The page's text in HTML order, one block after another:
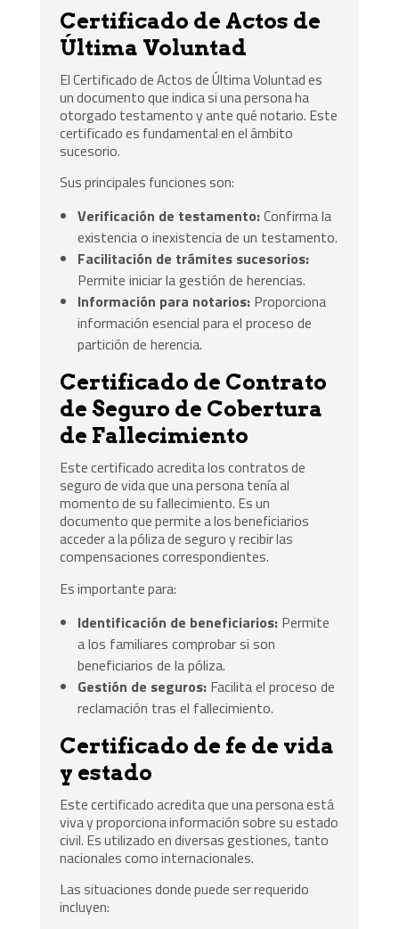
Certificado de Actos de
Última Voluntad
El Certificado de Actos de Última Voluntad es
un documento que indica si una persona ha
otorgado testamento y ante qué notario. Este
certificado es fundamental en el ámbito
sucesorio.
Sus principales funciones son:
Verificación de testamento:Confirma la
existencia o inexistencia de un testamento.
Facilitación de trámites sucesorios:
Permite iniciar la gestión de herencias.
Información para notarios: Proporciona
información esencial para el proceso de
partición de herencia.
Certificado de Contrato
de Seguro de Cobertura
de Fallecimiento
Este certificado acredita los contratos de
seguro de vida que una persona tenía al
momento de su fallecimiento. Es un
documento que permite a los beneficiarios
acceder a la póliza de seguro y recibir las
compensaciones correspondientes.
Es importante para:
Identificación de beneficiarios: Permite
a los familiares comprobar si son
beneficiarios de la póliza.
Gestión de seguros: Facilita el proceso de
reclamación tras el fallecimiento.
Certificado de fe de vida
y estado
Este certificado acredita que una persona está
viva y proporciona información sobre su estado
civil. Es utilizado en diversas gestiones, tanto
nacionales como internacionales.
Las situaciones donde puede ser requerido
incluyen: